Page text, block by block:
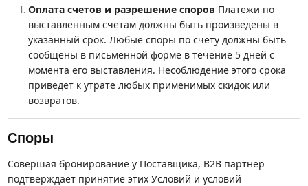
Оплата счетов и разрешение споров Платежи по
выставленным счетам должны быть произведены в
указанный срок. Любые споры по счету должны быть
сообщены в письменной форме в течение 5 дней с
момента его выставления. Несоблюдение этого срока
приведет к утрате любых применимых скидок или
возвратов.
Споры
Совершая бронирование у Поставщика, B2B партнер
подтверждает принятие этих Условий и условий